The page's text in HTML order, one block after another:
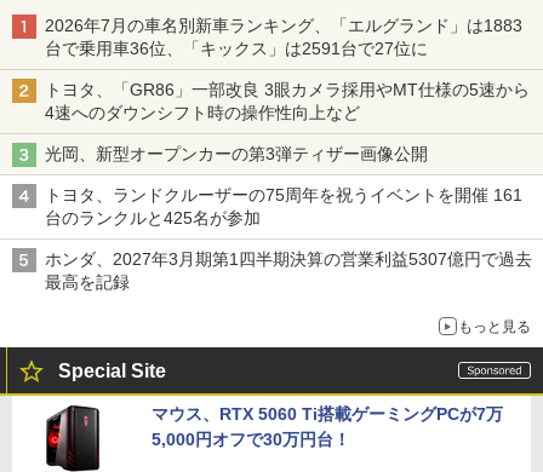
2026年7月の車名別新車ランキング、「エルグランド」は1883
台で乗用車36位、「キックス」は2591台で27位に
トヨタ、「GR86」一部改良 3眼カメラ採用やMT仕様の5速から
4速へのダウンシフト時の操作性向上など
光岡、新型オープンカーの第3弾ティザー画像公開
トヨタ、ランドクルーザーの75周年を祝うイベントを開催 161
台のランクルと425名が参加
ホンダ、2027年3月期第1四半期決算の営業利益5307億円で過去
最高を記録
もっと見る
Special Site
マウス、RTX 5060 Ti搭載ゲーミングPCが7万
5,000円オフで30万円台！